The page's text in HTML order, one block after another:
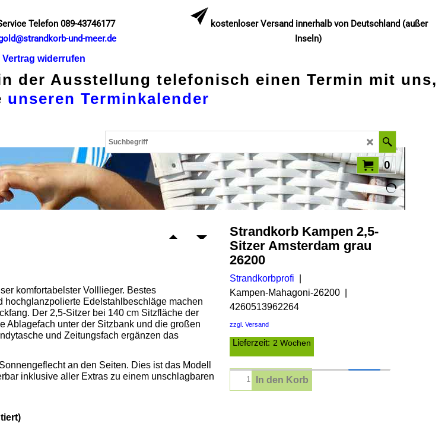
Telefon 089-43746177
und-meer.de
Vertrag widerrufen
kostenloser Versand innerhalb von Deutschland (außer
Inseln)
der Ausstellung telefonisch einen Termin mit uns,
unseren Terminkalender
0
Strandkorb Kampen 2,5-
Sitzer Amsterdam grau
26200
Strandkorbprofi
Kampen-Mahagoni-26200
4260513962264
zzgl. Versand
Lieferzeit: 2 Wochen
In den Korb
komfortabelster Volllieger. Bestes
hochglanzpolierte Edelstahlbeschläge machen
Der 2,5-Sitzer bei 140 cm Sitzfläche der
Ablagefach unter der Sitzbank und die großen
und Zeitungsfach ergänzen das
an den Seiten. Dies ist das Modell
inklusive aller Extras zu einem unschlagbaren